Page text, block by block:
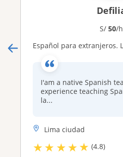
S/ 50/h
Español para extranjeros. Learn
I'am a native Spanish
experience teaching
la...
Lima ciudad
★★ ★★★ (4.8)